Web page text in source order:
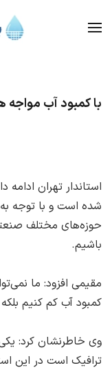
main content
با کمبود آب مواجه
استاندار تهران
شده است و با توجه
حوزه‌های مختلف
باشیم.
مقیمی افزود: ما
کمبود آب کم کنیم
وی خاطرنشان کرد:
ترافیک است در این